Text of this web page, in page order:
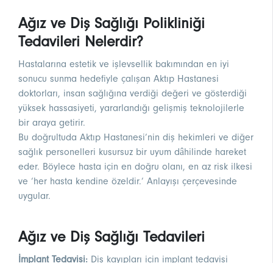
Ağız ve Diş Sağlığı Polikliniği
Tedavileri Nelerdir?
Hastalarına estetik ve işlevsellik bakımından en iyi
sonucu sunma hedefiyle çalışan Aktıp Hastanesi
doktorları, insan sağlığına verdiği değeri ve gösterdiği
yüksek hassasiyeti, yararlandığı gelişmiş teknolojilerle
bir araya getirir.
Bu doğrultuda Aktıp Hastanesi’nin diş hekimleri ve diğer
sağlık personelleri kusursuz bir uyum dâhilinde hareket
eder. Böylece hasta için en doğru olanı, en az risk ilkesi
ve ‘her hasta kendine özeldir.’ Anlayışı çerçevesinde
uygular.
Ağız ve Diş Sağlığı Tedavileri
İmplant Tedavisi: Diş kayıpları için implant tedavisi